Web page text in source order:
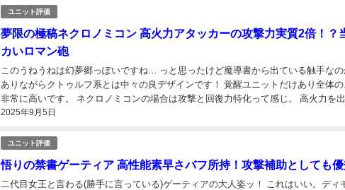
ユニット評価
夢限の極稿ネクロノミコン 高火力アタッカーの攻撃力実質2倍！？
カいロマン砲
2025年9月5日
このうねうねは幻夢郷っぽいですね… っと思ったけど魔導書から出ている触手な
ありながらクトゥルフ系とは中々の良デザインです！ 覚醒ユニットだけあり全体
非常に高いです。 ネクロノミコンの場合は攻撃と回復力特化って感じ。 高火力を出
回復力でコマンドのサイクルが早くHPの管理も容易です...
ユニット評価
悟りの禁書ゲーティア 高性能素早さバフ所持！攻撃補助としても優
二代目女王と言わる(勝手に言っている)ゲーティアの大人姿ッ！ これはいい。ディ